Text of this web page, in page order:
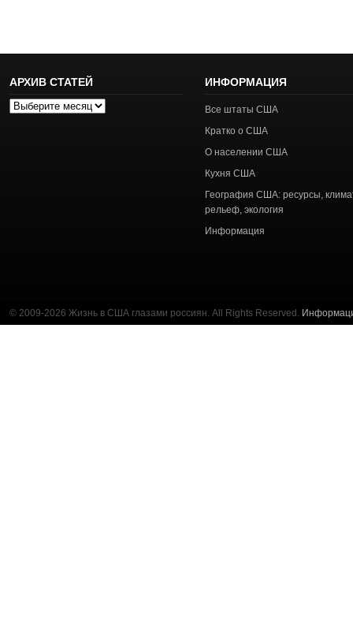
АРХИВ СТАТЕЙ
Архив
ИНФОРМАЦИЯ
Все штаты США
Кратко о США
О населении США
Кухня США
География США: ресурсы,
рельеф, экология
Информация
© 2009-2026 Жизнь в США глазами россиян. All Rights Reserved.